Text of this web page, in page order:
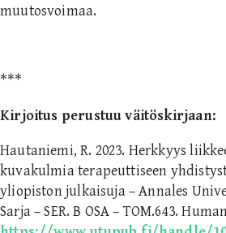
muutosvoimaa.
***
Kirjoitus perustuu väitöskirjaan:
Hautaniemi, R. 2023. Herkkyys
kuvakulmia terapeuttiseen
yliopiston julkaisuja – Annales
Sarja – SER. B OSA – TOM.643.